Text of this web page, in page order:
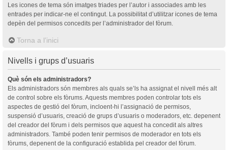
Les icones de tema són imatges triades per l’autor i associades amb les
entrades per indicar-ne el contingut. La possibilitat d’utilitzar icones de tema
depèn del permisos concedits per l’administrador del fòrum.
Torna a l’inici
Nivells i grups d’usuaris
Què són els administradors?
Els administradors són membres als quals se’ls ha assignat el nivell més alt
de control sobre els fòrums. Aquests membres poden controlar tots els
aspectes de gestió del fòrum, incloent-hi l’assignació de permisos,
suspensió d’usuaris, creació de grups d’usuaris o moderadors, etc. depenent
del creador del fòrum i dels permisos que aquest ha concedit als altres
administradors. També poden tenir permisos de moderador en tots els
fòrums, depenent de la configuració establida pel creador del fòrum.